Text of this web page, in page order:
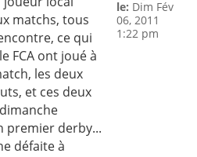
matchs, tous
ce qui
FCA ont joué à
les deux
et ces deux
premier derby...
défaite à
le: Dim Fév
06, 2011
1:22 pm